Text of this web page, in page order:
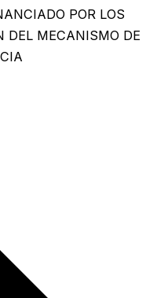
POR LOS
DEL MECANISMO DE